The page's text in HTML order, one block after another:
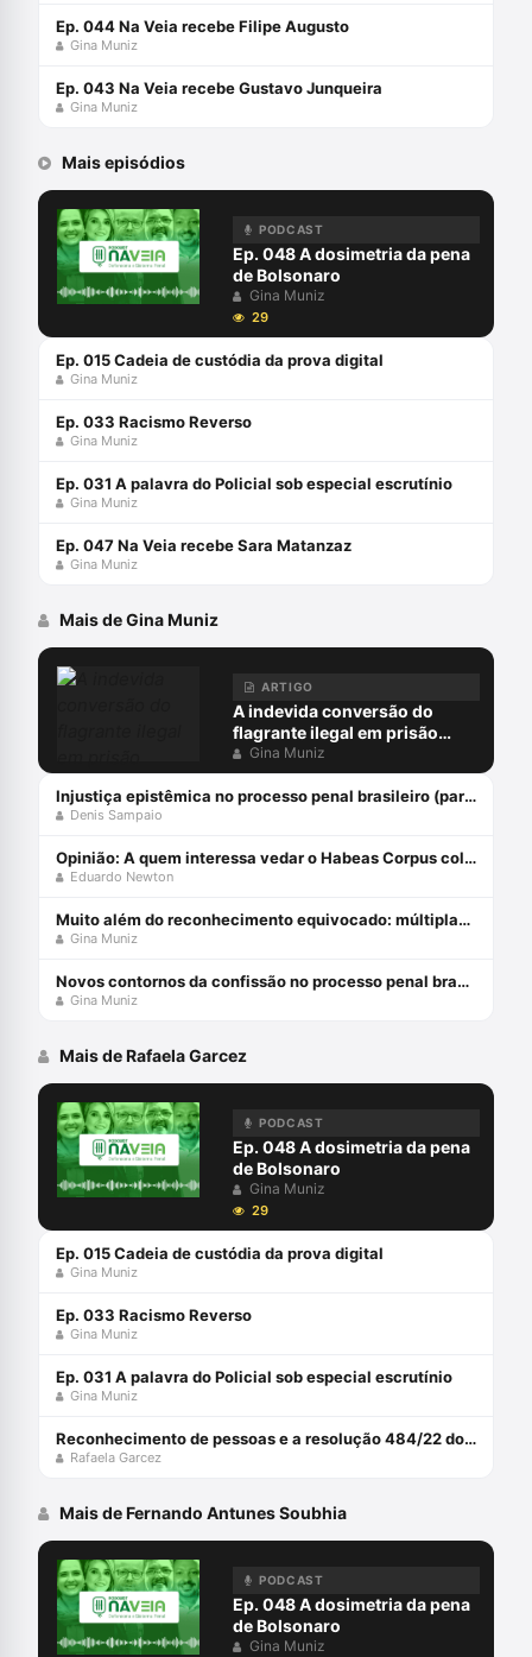
Ep. 044 Na Veia recebe Filipe Augusto
Gina Muniz
Ep. 043 Na Veia recebe Gustavo Junqueira
Gina Muniz
Mais episódios
PODCAST
Ep. 048 A dosimetria da pena
de Bolsonaro
Gina Muniz
29
Ep. 015 Cadeia de custódia da prova digital
Gina Muniz
Ep. 033 Racismo Reverso
Gina Muniz
Ep. 031 A palavra do Policial sob especial escrutínio
Gina Muniz
Ep. 047 Na Veia recebe Sara Matanzaz
Gina Muniz
Mais de Gina Muniz
ARTIGO
A indevida conversão do
flagrante ilegal em prisão
preventiva
Gina Muniz
Injustiça epistêmica no processo penal brasileiro (parte 1)
Denis Sampaio
Opinião: A quem interessa vedar o Habeas Corpus coletivo?
Eduardo Newton
Muito além do reconhecimento equivocado: múltiplas facetas do erro judiciário
Gina Muniz
Novos contornos da confissão no processo penal brasileiro com Gina Muniz
Gina Muniz
Mais de Rafaela Garcez
PODCAST
Ep. 048 A dosimetria da pena
de Bolsonaro
Gina Muniz
29
Ep. 015 Cadeia de custódia da prova digital
Gina Muniz
Ep. 033 Racismo Reverso
Gina Muniz
Ep. 031 A palavra do Policial sob especial escrutínio
Gina Muniz
Reconhecimento de pessoas e a resolução 484/22 do CNJ com Rafaela Garcez
Rafaela Garcez
Mais de Fernando Antunes Soubhia
PODCAST
Ep. 048 A dosimetria da pena
de Bolsonaro
Gina Muniz